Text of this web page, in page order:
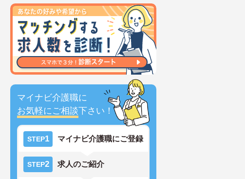
マイナビ介護職に
お気軽にご相談下さい！
STEP1 マイナビ介護職にご登録
STEP2 求人のご紹介